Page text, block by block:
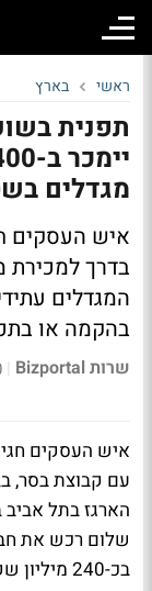
ראשי בארץ
תפנית
מגדלים בשטח 110
איש העסקים
בדרך
בהקמה או
שרות Bizportal |
איש העסקים
עם קבוצת בסר,
בכ-240 מיליון שקל.